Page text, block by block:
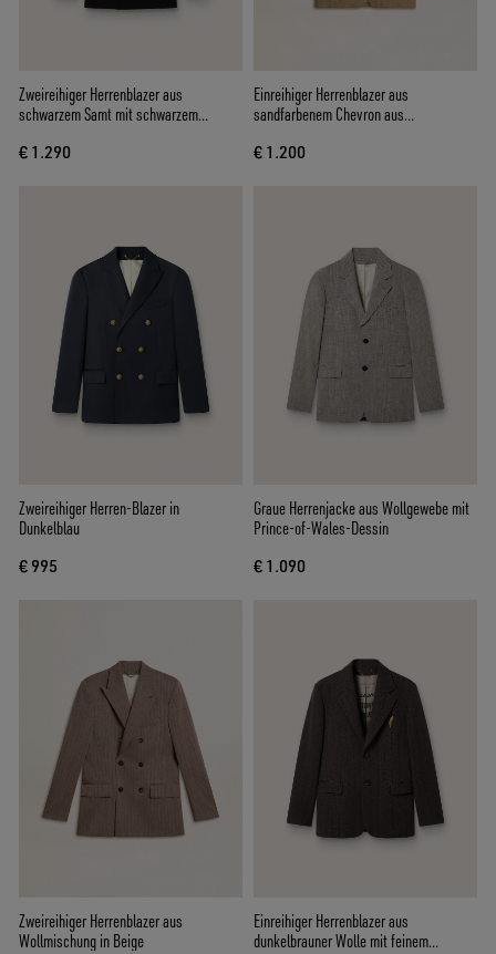
Zweireihiger Herrenblazer aus
schwarzem Samt mit schwarzem
€ 1.290
Einreihiger Herrenblazer aus
sandfarbenem Chevron aus
€ 1.200
Zweireihiger Herren-Blazer in
Dunkelblau
€ 995
Graue Herrenjacke aus Wollgewebe mit
Prince-of-Wales-Dessin
€ 1.090
Zweireihiger Herrenblazer aus
Wollmischung in Beige
Einreihiger Herrenblazer aus
dunkelbrauner Wolle mit feinem